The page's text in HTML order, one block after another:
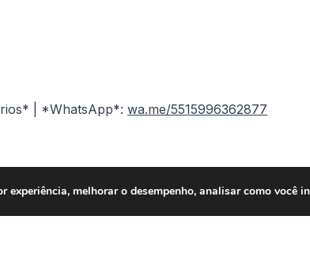
| *WhatsApp*:wa.me/5515996362877
experiência, melhorar o desempenho, analisar como você